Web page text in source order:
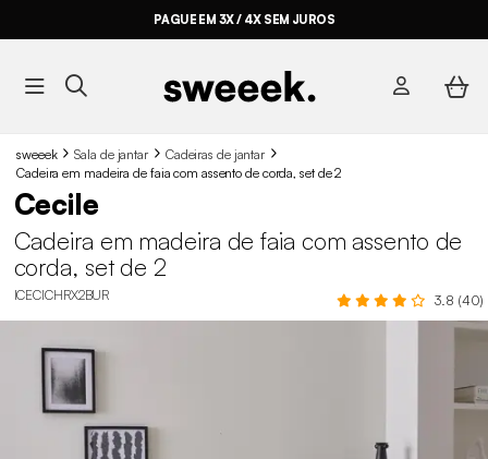
PAGUE EM 3X / 4X SEM JUROS
sweeek Sala de jantar
Cadeiras de jantar
Cadeira em madeira de faia com assento de corda, set de 2
Cecile
Cadeira em madeira de faia com assento de
corda, set de 2
ICECICHRX2BUR 3.8 (40)